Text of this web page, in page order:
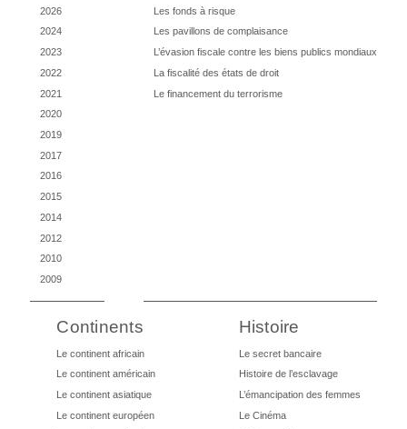
2026
2024
2023
2022
2021
2020
2019
2017
2016
2015
2014
2012
2010
2009
Les fonds à risque
Les pavillons de complaisance
L’évasion fiscale contre les biens publics mondiaux
La fiscalité des états de droit
Le financement du terrorisme
Continents
Le continent africain
Le continent américain
Le continent asiatique
Le continent européen
Histoire
Le secret bancaire
Histoire de l’esclavage
L’émancipation des femmes
Le Cinéma